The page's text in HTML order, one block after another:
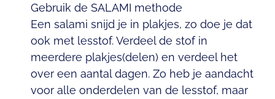
Gebruik de SALAMI methode
Een salami snijd je in plakjes, zo doe je dat
ook met lesstof. Verdeel de stof in
meerdere plakjes(delen) en verdeel het
over een aantal dagen. Zo heb je aandacht
voor alle onderdelen van de lesstof, maar